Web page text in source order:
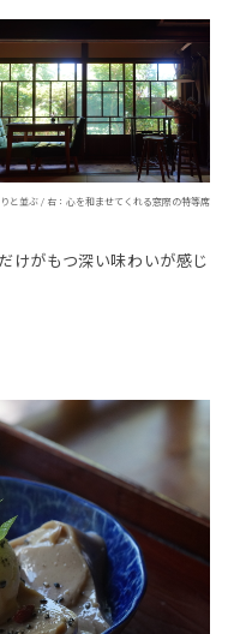
と並ぶ / 右：心を和ませてくれる窓際の特等席
けがもつ深い味わいが感じ